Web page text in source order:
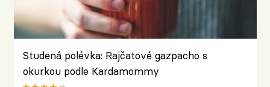
Studená polévka: Rajčatové gazpacho s
okurkou podle Kardamommy